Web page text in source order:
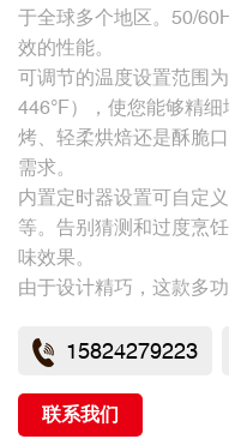
于全球多个地区。50/
效的性能。
可调节的温度设置范围
446°F），使您能够精
烤、轻柔烘焙还是酥脆
需求。
内置定时器设置可自定
等。告别猜测和过度烹
味效果。
由于设计精巧，这款多
以无缝地将现有的锅具
15824279223
联系我们